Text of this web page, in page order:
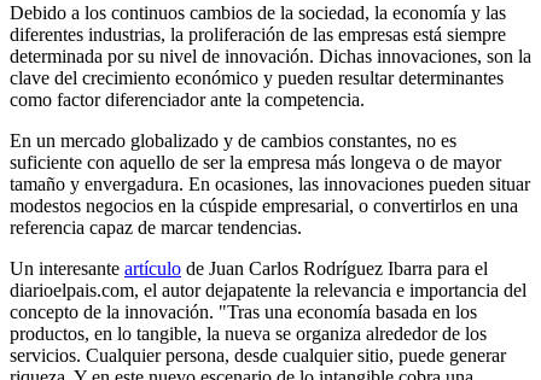
Debido a los continuos cambios de la sociedad, la economía y las
diferentes industrias, la proliferación de las empresas está siempre
determinada por su nivel de innovación. Dichas innovaciones, son la
clave del crecimiento económico y pueden resultar determinantes
como factor diferenciador ante la competencia.
En un mercado globalizado y de cambios constantes, no es
suficiente con aquello de ser la empresa más longeva o de mayor
tamaño y envergadura. En ocasiones, las innovaciones pueden situar
modestos negocios en la cúspide empresarial, o convertirlos en una
referencia capaz de marcar tendencias.
Un interesante artículo de Juan Carlos Rodríguez Ibarra para el
diarioelpais.com, el autor dejapatente la relevancia e importancia del
concepto de la innovación. "Tras una economía basada en los
productos, en lo tangible, la nueva se organiza alrededor de los
servicios. Cualquier persona, desde cualquier sitio, puede generar